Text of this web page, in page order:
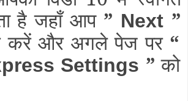
है जहाँ आप ” Next ”
करें और अगले पेज पर“
Settings ”को